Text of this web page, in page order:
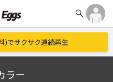
search
)でサクサク連続再生
ラー